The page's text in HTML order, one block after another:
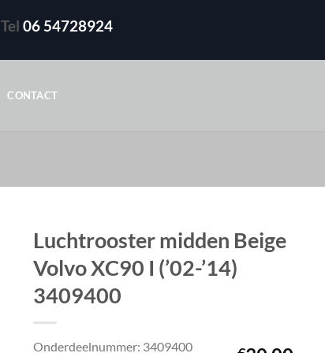
Tel 06 54728924
CONTACT
Luchtrooster midden Beige
Volvo XC90 I (’02-’14)
3409400
Onderdeelnummer: 3409400